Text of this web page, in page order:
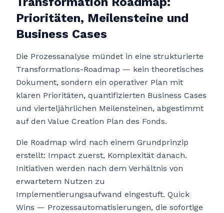
Prioritäten, Meilensteine und
Business Cases
Die Prozessanalyse mündet in eine strukturierte
Transformations-Roadmap — kein theoretisches
Dokument, sondern ein operativer Plan mit
klaren Prioritäten, quantifizierten Business Cases
und vierteljährlichen Meilensteinen, abgestimmt
auf den Value Creation Plan des Fonds.
Die Roadmap wird nach einem Grundprinzip
erstellt: Impact zuerst, Komplexität danach.
Initiativen werden nach dem Verhältnis von
erwartetem Nutzen zu
Implementierungsaufwand eingestuft. Quick
Wins — Prozessautomatisierungen, die sofortige